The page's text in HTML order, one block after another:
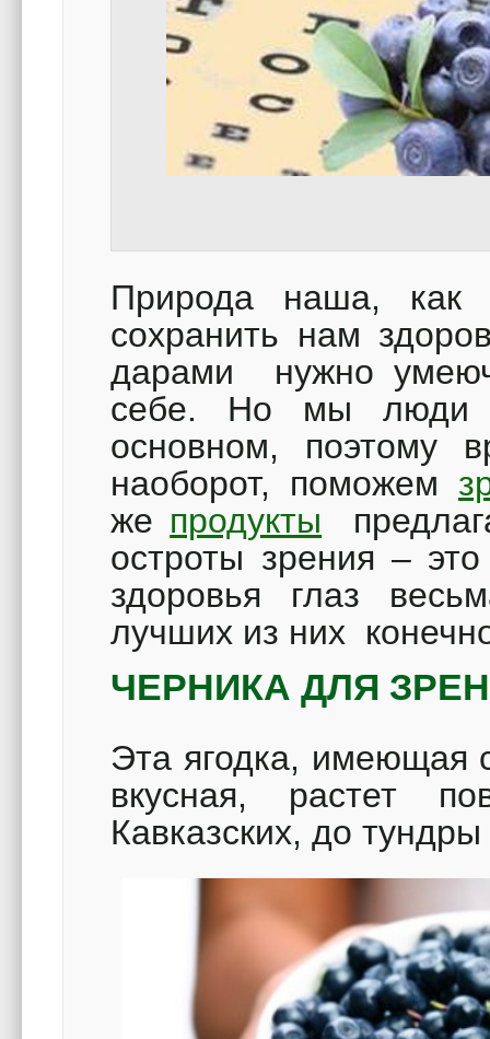
Природа наша, как
сохранить нам
дарами нужно
себе. Но мы люди
основном, поэтому
наоборот, поможем
же продукты
остроты зрения –
здоровья глаз
лучших из них
ЧЕРНИКА ДЛЯ
Эта ягодка, имеющая
вкусная, растет
Кавказских, до